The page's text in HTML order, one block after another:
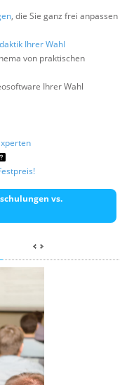
, die Sie ganz frei anpassen
Ihrer Wahl
von praktischen
Ihrer Wahl
vs.